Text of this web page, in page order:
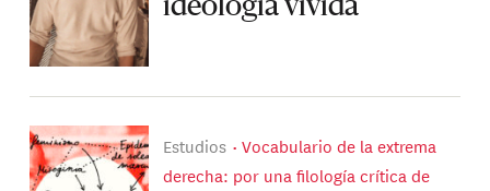
ideología vivida
Estudios
Vocabulario de la extrema
derecha: por una filología crítica de